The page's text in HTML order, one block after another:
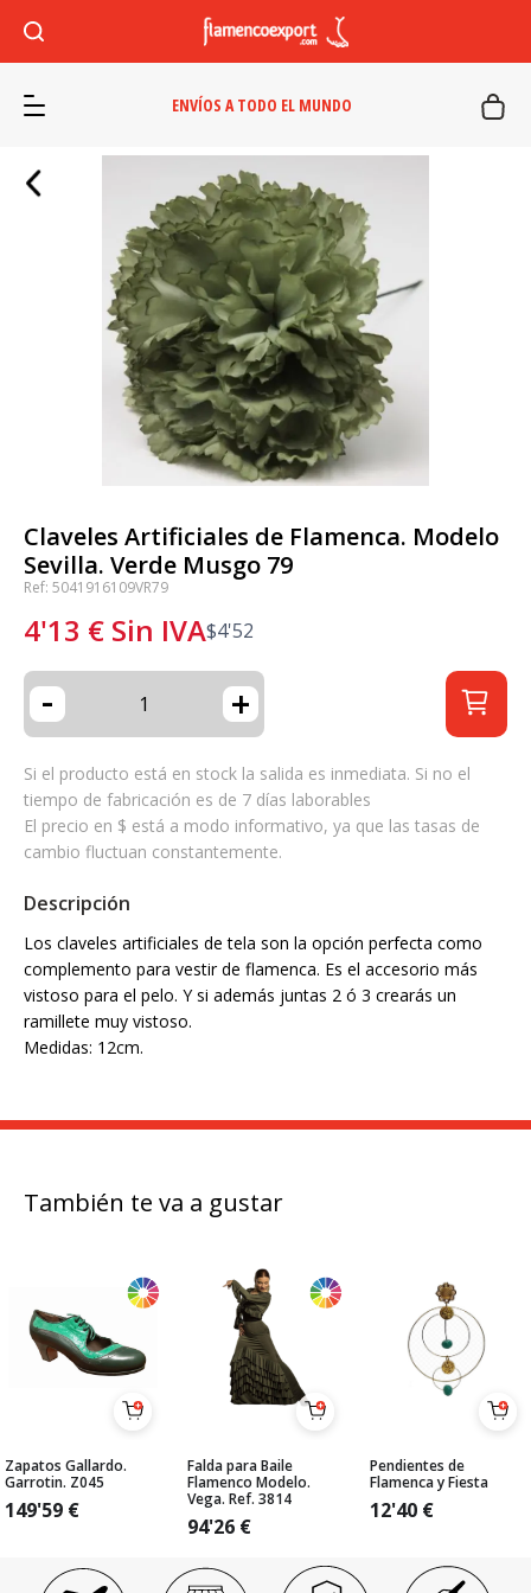
ENVÍOS A TODO EL MUNDO
Claveles Artificiales de Flamenca. Modelo
Sevilla. Verde Musgo 79
Ref: 5041916109VR79
4'13 € Sin IVA$4'52
- +
Si el producto está en stock la salida es inmediata. Si no el
tiempo de fabricación es de 7 días laborables
El precio en $ está a modo informativo, ya que las tasas de
cambio fluctuan constantemente.
Descripción
Los claveles artificiales de tela son la opción perfecta como
complemento para vestir de flamenca. Es el accesorio más
vistoso para el pelo. Y si además juntas 2 ó 3 crearás un
ramillete muy vistoso.
Medidas: 12cm.
También te va a gustar
Zapatos Gallardo.
Garrotin. Z045
149'59 €
Falda para Baile
Flamenco Modelo.
Vega. Ref. 3814
94'26 €
Pendientes de
Flamenca y Fiesta
12'40 €